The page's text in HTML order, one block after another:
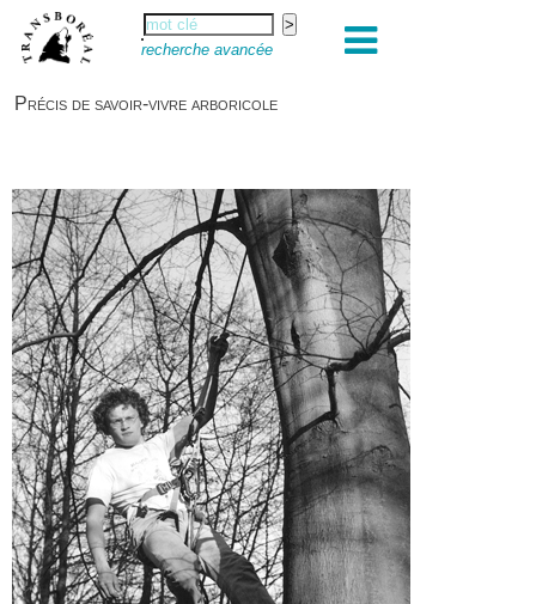
recherche avancée
Précis de savoir-vivre arboricole